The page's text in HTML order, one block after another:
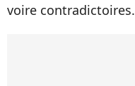
voire contradictoires.